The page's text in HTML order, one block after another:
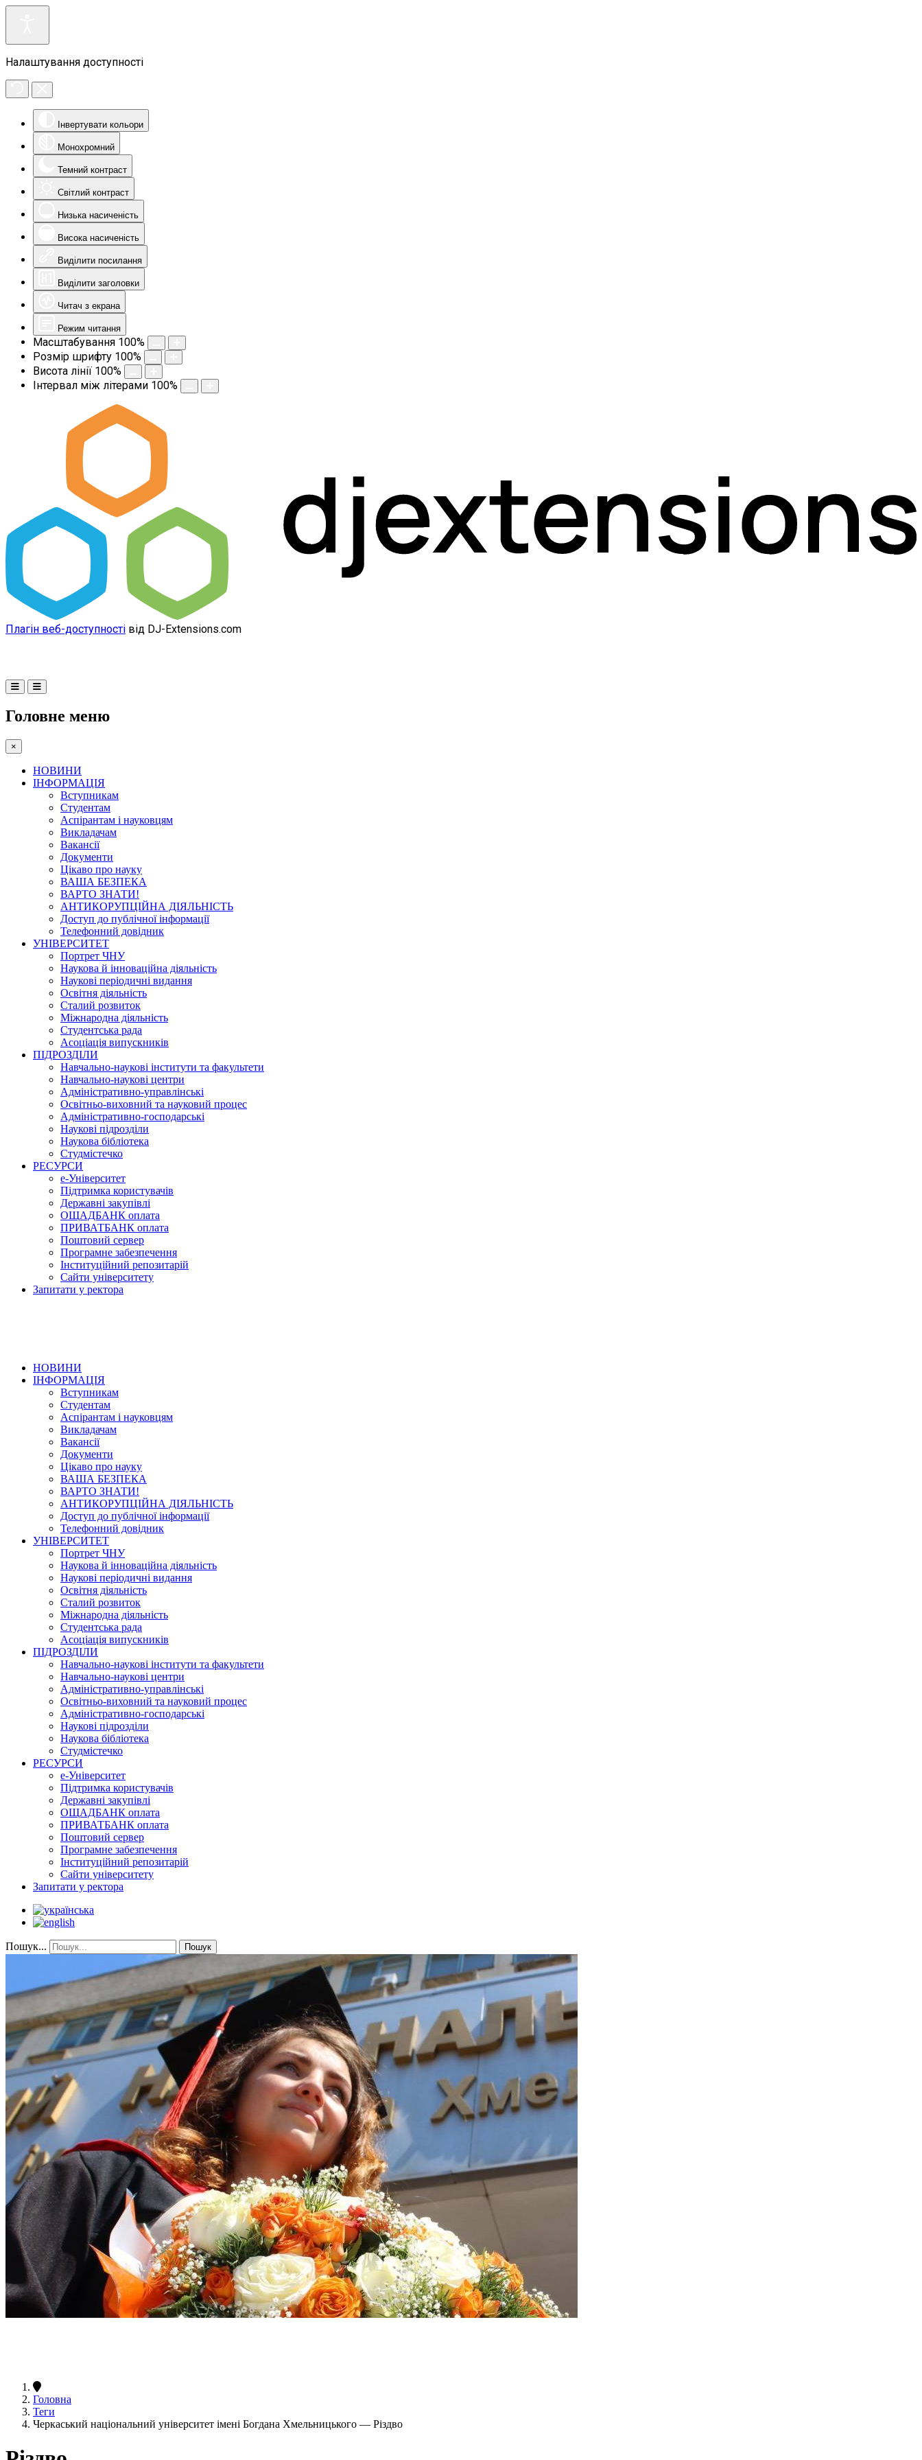
Налаштування доступності
Інвертувати кольори
Монохромний
Темний контраст
Світлий контраст
Низька насиченість
Висока насиченість
Виділити посилання
Виділити заголовки
Читач з екрана
Режим читання
Масштабування 100%
Розмір шрифту 100%
Висота лінії 100%
Інтервал між літерами 100%
Плагін веб-доступності від DJ-Extensions.com
Головне меню
×
НОВИНИ
ІНФОРМАЦІЯ
Вступникам
Студентам
Аспірантам і науковцям
Викладачам
Вакансії
Документи
Цікаво про науку
ВАША БЕЗПЕКА
ВАРТО ЗНАТИ!
АНТИКОРУПЦІЙНА ДІЯЛЬНІСТЬ
Доступ до публічної інформації
Телефонний довідник
УНІВЕРСИТЕТ
Портрет ЧНУ
Наукова й інноваційна діяльність
Наукові періодичні видання
Освітня діяльність
Сталий розвиток
Міжнародна діяльність
Студентська рада
Асоціація випускників
ПІДРОЗДІЛИ
Навчально-наукові інститути та факультети
Навчально-наукові центри
Адміністративно-управлінські
Освітньо-виховний та науковий процес
Адміністративно-господарські
Наукові підрозділи
Наукова бібліотека
Студмістечко
РЕСУРСИ
е-Університет
Підтримка користувачів
Державні закупівлі
ОЩАДБАНК оплата
ПРИВАТБАНК оплата
Поштовий сервер
Програмне забезпечення
Інституційний репозитарій
Сайти університету
Запитати у ректора
НОВИНИ
ІНФОРМАЦІЯ
Вступникам
Студентам
Аспірантам і науковцям
Викладачам
Вакансії
Документи
Цікаво про науку
ВАША БЕЗПЕКА
ВАРТО ЗНАТИ!
АНТИКОРУПЦІЙНА ДІЯЛЬНІСТЬ
Доступ до публічної інформації
Телефонний довідник
УНІВЕРСИТЕТ
Портрет ЧНУ
Наукова й інноваційна діяльність
Наукові періодичні видання
Освітня діяльність
Сталий розвиток
Міжнародна діяльність
Студентська рада
Асоціація випускників
ПІДРОЗДІЛИ
Навчально-наукові інститути та факультети
Навчально-наукові центри
Адміністративно-управлінські
Освітньо-виховний та науковий процес
Адміністративно-господарські
Наукові підрозділи
Наукова бібліотека
Студмістечко
РЕСУРСИ
е-Університет
Підтримка користувачів
Державні закупівлі
ОЩАДБАНК оплата
ПРИВАТБАНК оплата
Поштовий сервер
Програмне забезпечення
Інституційний репозитарій
Сайти університету
Запитати у ректора
Пошук... Пошук
Головна
Теги
Черкаський національний університет імені Богдана Хмельницького — Різдво